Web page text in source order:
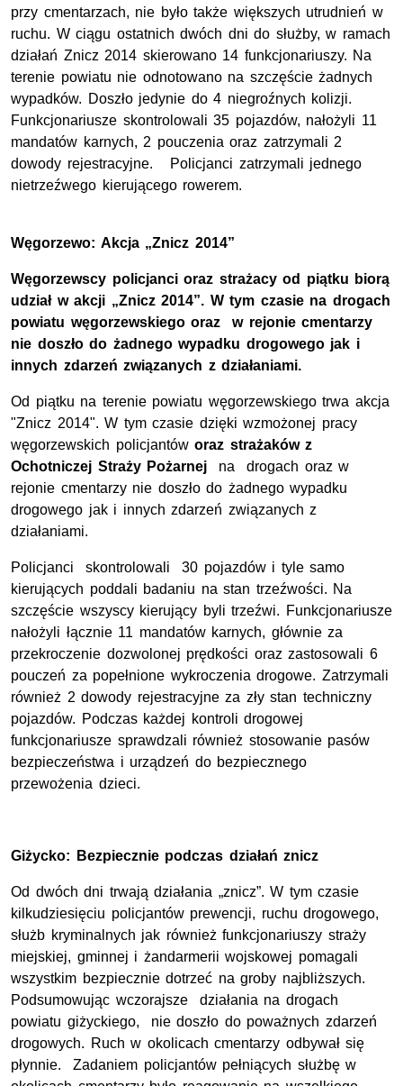
przy cmentarzach, nie było także większych utrudnień w
ruchu. W ciągu ostatnich dwóch dni do służby, w ramach
działań Znicz 2014 skierowano 14 funkcjonariuszy. Na
terenie powiatu nie odnotowano na szczęście żadnych
wypadków. Doszło jedynie do 4 niegroźnych kolizji.
Funkcjonariusze skontrolowali 35 pojazdów, nałożyli 11
mandatów karnych, 2 pouczenia oraz zatrzymali 2
dowody rejestracyjne. Policjanci zatrzymali jednego
nietrzeźwego kierującego rowerem.
Węgorzewo: Akcja „Znicz 2014”
Węgorzewscy policjanci oraz strażacy od piątku biorą
udział w akcji „Znicz 2014”. W tym czasie na drogach
powiatu węgorzewskiego oraz w rejonie cmentarzy
nie doszło do żadnego wypadku drogowego jak i
innych zdarzeń związanych z działaniami.
Od piątku na terenie powiatu węgorzewskiego trwa akcja
"Znicz 2014". W tym czasie dzięki wzmożonej pracy
węgorzewskich policjantóworaz strażaków z
Ochotniczej Straży Pożarnej na drogach oraz w
rejonie cmentarzy nie doszło do żadnego wypadku
drogowego jak i innych zdarzeń związanych z
działaniami.
Policjanci skontrolowali 30 pojazdów i tyle samo
kierujących poddali badaniu na stan trzeźwości. Na
szczęście wszyscy kierujący byli trzeźwi. Funkcjonariusze
nałożyli łącznie 11 mandatów karnych, głównie za
przekroczenie dozwolonej prędkości oraz zastosowali 6
pouczeń za popełnione wykroczenia drogowe. Zatrzymali
również 2 dowody rejestracyjne za zły stan techniczny
pojazdów. Podczas każdej kontroli drogowej
funkcjonariusze sprawdzali również stosowanie pasów
bezpieczeństwa i urządzeń do bezpiecznego
przewożenia dzieci.
Giżycko: Bezpiecznie podczas działań znicz
Od dwóch dni trwają działania „znicz”. W tym czasie
kilkudziesięciu policjantów prewencji, ruchu drogowego,
służb kryminalnych jak również funkcjonariuszy straży
miejskiej, gminnej i żandarmerii wojskowej pomagali
wszystkim bezpiecznie dotrzeć na groby najbliższych.
Podsumowując wczorajsze działania na drogach
powiatu giżyckiego, nie doszło do poważnych zdarzeń
drogowych. Ruch w okolicach cmentarzy odbywał się
płynnie. Zadaniem policjantów pełniących służbę w